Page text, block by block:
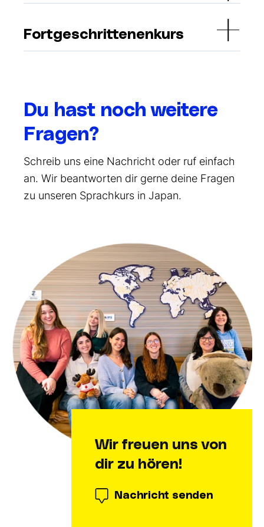
Fortgeschrittenenkurs
Du hast noch weitere
Fragen?
Schreib uns eine Nachricht oder ruf einfach
an. Wir beantworten dir gerne deine Fragen
zu unseren Sprachkurs in Japan.
Wir freuen uns von
dir zu hören!
Nachricht senden